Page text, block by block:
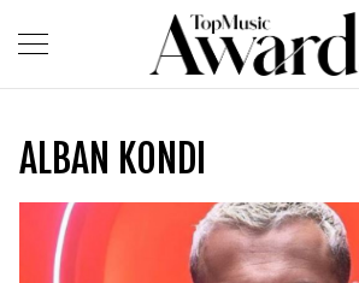
ALBAN KONDI